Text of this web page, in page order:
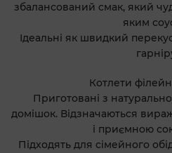
збалансований смак, який
яким
Ідеальні як швидкий
Котлети
Приготовані з
домішок. Відзначаються
і приємною
Підходять для сімейного